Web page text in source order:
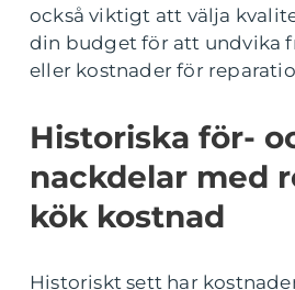
också viktigt att välja
din budget för att undvika
eller kostnader för
Historiska för-
nackdelar med
kök kostnad
Historiskt sett har